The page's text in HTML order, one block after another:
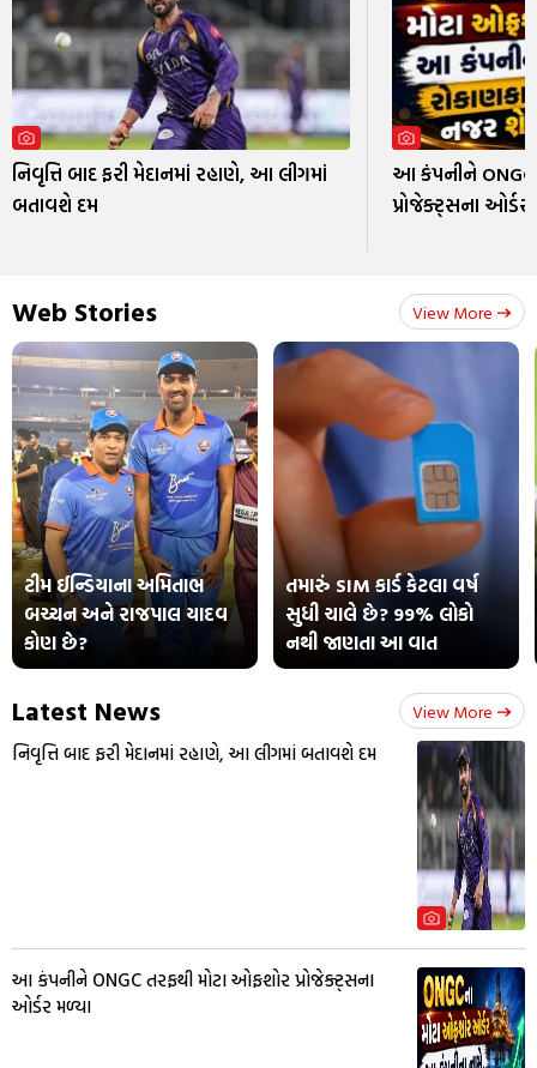
નિવૃત્તિ બાદ ફરી મેદાનમાં રહાણે, આ લીગમાં
બતાવશે દમ
આ કંપનીને ONGC
પ્રોજેક્ટ્સના ઓર્ડર
Web Stories View More
ટીમ ઈન્ડિયાના અમિતાભ
બચ્ચન અને રાજપાલ યાદવ
કોણ છે?
તમારું SIM કાર્ડ કેટલા વર્ષ
સુધી ચાલે છે? 99% લોકો
નથી જાણતા આ વાત
Latest News View More
નિવૃત્તિ બાદ ફરી મેદાનમાં રહાણે, આ લીગમાં બતાવશે દમ
આ કંપનીને ONGC તરફથી મોટા ઓફશોર પ્રોજેક્ટ્સના
ઓર્ડર મળ્યા